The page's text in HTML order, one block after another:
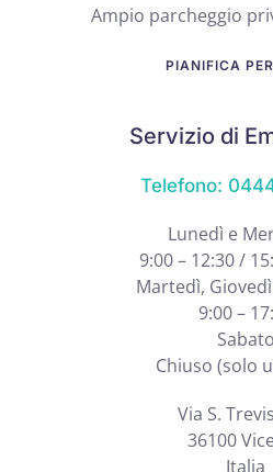
Ampio parcheggio
PIANIFICA
Servizio di
Telefono:
Lunedì e
9:00 – 12:30 /
Martedì,
9:00 –
Sabato
Chiuso (solo
Via S.
36100
Italia